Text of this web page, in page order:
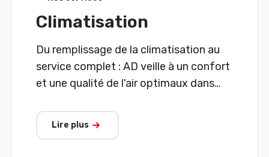
Climatisation
Du remplissage de la climatisation au
service complet : AD veille à un confort
et une qualité de l'air optimaux dans
Lire plus